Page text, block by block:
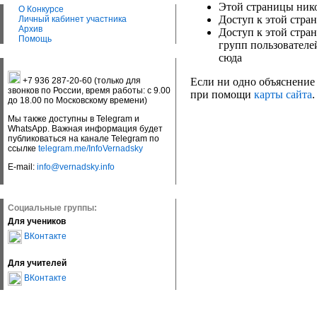
О Конкурсе
Личный кабинет участника
Архив
Помощь
+7 936 287-20-60 (только для
звонков по России, время работы: с 9.00
до 18.00 по Московскому времени)
Мы также доступны в Telegram и
WhatsApp. Важная информация будет
публиковаться на канале Telegram по
ссылке telegram.me/InfoVernadsky
E-mail: info@vernadsky.info
Социальные группы:
Для учеников
ВКонтакте
Для учителей
ВКонтакте
Этой страницы
Доступ к этой
Доступ к этой
групп
сюда
Если ни одно объяснение
при помощи карты сайта.